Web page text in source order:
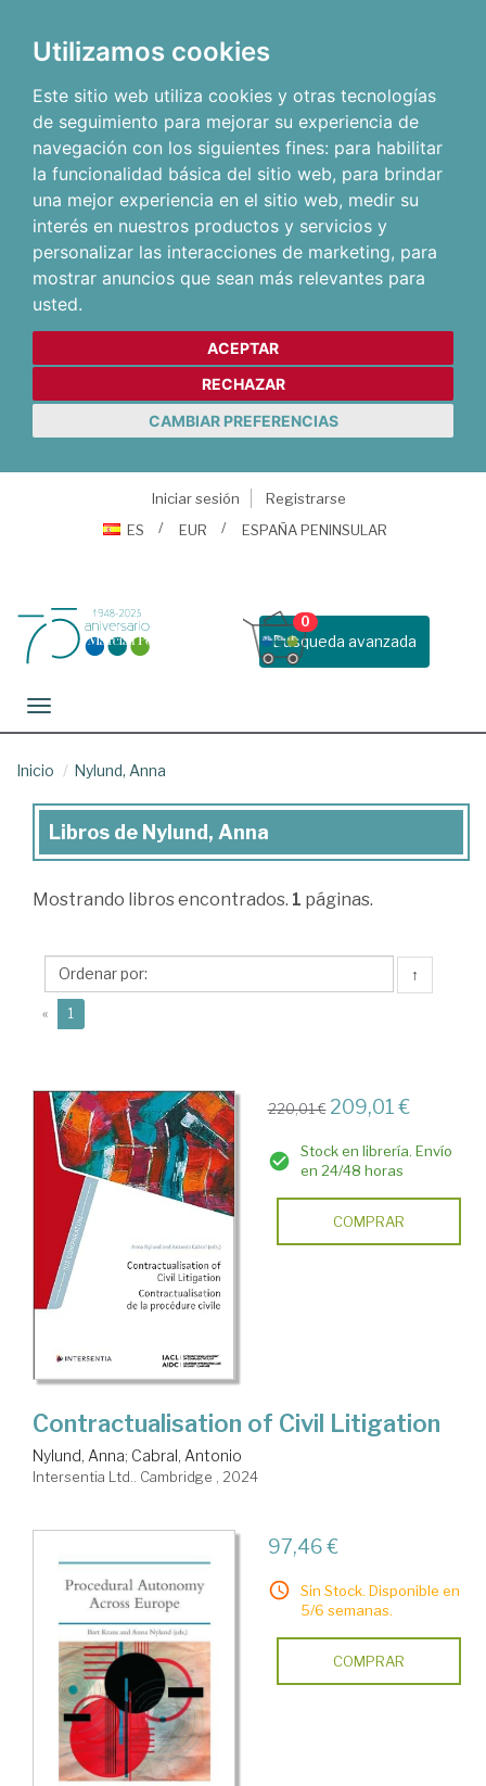
Utilizamos cookies
Este sitio web utiliza cookies y otras tecnologías
de seguimiento para mejorar su experiencia de
navegación con los siguientes fines: para habilitar
la funcionalidad básica del sitio web, para brindar
una mejor experiencia en el sitio web, medir su
interés en nuestros productos y servicios y
personalizar las interacciones de marketing, para
mostrar anuncios que sean más relevantes para
usted.
ACEPTAR
RECHAZAR
CAMBIAR PREFERENCIAS
Iniciar sesión
Registrarse
ES
EUR ESPAÑA PENINSULAR
Busqueda avanzada
0
Toggle navigation
Inicio Nylund, Anna
Libros
Nylund,
Libros de Nylund, Anna
Mostrando libros encontrados. 1 páginas.
↑
« 1
220,01 € 209,01 €
Stock en librería. Envío
en 24/48 horas
COMPRAR
Contractualisation of Civil Litigation
Nylund, Anna; Cabral, Antonio
Intersentia Ltd.. Cambridge , 2024
97,46 €
Sin Stock. Disponible en
5/6 semanas.
COMPRAR